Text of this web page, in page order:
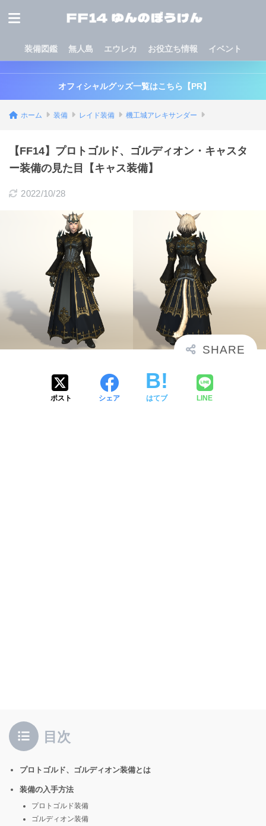
装備図鑑 無人島 エウレカ お役立ち情報 イベント
オフィシャルグッズ一覧はこちら【PR】
ホーム 装備 レイド装備 機工城アレキサンダー
【FF14】プロトゴルド、ゴルディオン・キャスタ
ー装備の見た目【キャス装備】
2022/10/28
ポスト シェア はてブ LINE
目次
プロトゴルド、ゴルディオン装備とは
装備の入手方法
プロトゴルド装備
ゴルディオン装備